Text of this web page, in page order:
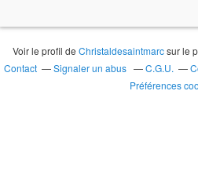
Voir le profil deChristaldesaintmarcsur le
Contact
Signaler un abus C.G.U.
Préférences